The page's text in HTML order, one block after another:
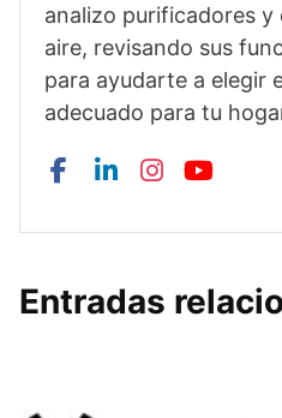
analizo purificadores
aire, revisando sus
para ayudarte a elegir
adecuado para tu
Entradas